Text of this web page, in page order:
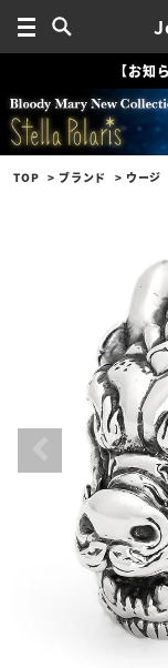
【お知
TOP ブランド ウージ